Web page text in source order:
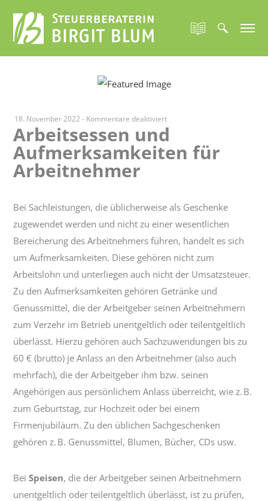
18. November 2022 - Kommentare deaktiviertfür
Aufmerksamkeiten
Arbeitsessen und
Aufmerksamkeiten für
Arbeitnehmer
Bei Sachleistungen, die üblicherweise als Geschenke
zugewendet werden und nicht zu einer wesentlichen
Bereicherung des Arbeitnehmers führen, handelt es sich
um Aufmerksamkeiten. Diese gehören nicht zum
Arbeitslohn und unterliegen auch nicht der Umsatzsteuer.
Zu den Aufmerksamkeiten gehören Getränke und
Genussmittel, die der Arbeitgeber seinen Arbeitnehmern
zum Verzehr im Betrieb unentgeltlich oder teilentgeltlich
überlässt. Hierzu gehören auch Sachzuwendungen bis zu
60 € (brutto) je Anlass an den Arbeitnehmer (also auch
mehrfach), die der Arbeitgeber ihm bzw. seinen
Angehörigen aus persönlichem Anlass überreicht, wie z. B.
zum Geburtstag, zur Hochzeit oder bei einem
Firmenjubiläum. Zu den üblichen Sachgeschenken
gehören z. B. Genussmittel, Blumen, Bücher, CDs usw.
BeiSpeisen, die der Arbeitgeber seinen Arbeitnehmern
unentgeltlich oder teilentgeltlich überlässt, ist zu prüfen,